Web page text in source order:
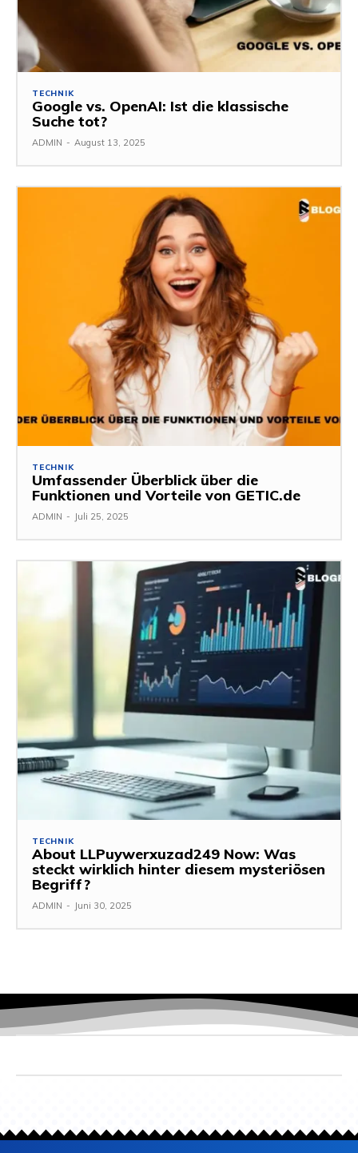
TECHNIK
Google vs. OpenAI: Ist die klassische
Suche tot?
ADMIN - August 13, 2025
TECHNIK
Umfassender Überblick über die
Funktionen und Vorteile von GETIC.de
ADMIN - Juli 25, 2025
TECHNIK
About LLPuywerxuzad249 Now: Was
steckt wirklich hinter diesem mysteriösen
Begriff?
ADMIN - Juni 30, 2025